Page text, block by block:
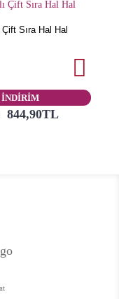
Sıra Hal Hal
İNDİRİM
844,90TL